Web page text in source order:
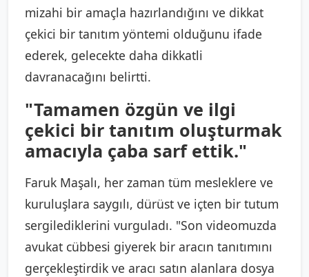
mizahi bir amaçla hazırlandığını ve dikkat
çekici bir tanıtım yöntemi olduğunu ifade
ederek, gelecekte daha dikkatli
davranacağını belirtti.
"Tamamen özgün ve ilgi
çekici bir tanıtım oluşturmak
amacıyla çaba sarf ettik."
Faruk Maşalı, her zaman tüm mesleklere ve
kuruluşlara saygılı, dürüst ve içten bir tutum
sergilediklerini vurguladı. "Son videomuzda
avukat cübbesi giyerek bir aracın tanıtımını
gerçekleştirdik ve aracı satın alanlara dosya